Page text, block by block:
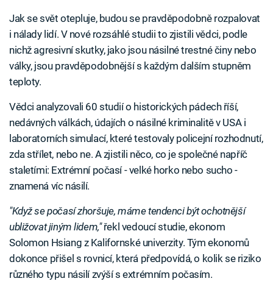
Jak se svět otepluje, budou se pravděpodobně rozpalovat
i nálady lidí. V nové rozsáhlé studii to zjistili vědci, podle
nichž agresivní skutky, jako jsou násilné trestné činy nebo
války, jsou pravděpodobnější s každým dalším stupněm
teploty.
Vědci analyzovali 60 studií o historických pádech říší,
nedávných válkách, údajích o násilné kriminalitě v USA i
laboratorních simulací, které testovaly policejní rozhodnutí,
zda střílet, nebo ne. A zjistili něco, co je společné napříč
staletími: Extrémní počasí - velké horko nebo sucho -
znamená víc násilí.
"Když se počasí zhoršuje, máme tendenci být ochotnější
ubližovat jiným lidem,"řekl vedoucí studie, ekonom
Solomon Hsiang z Kalifornské univerzity. Tým ekonomů
dokonce přišel s rovnicí, která předpovídá, o kolik se riziko
různého typu násilí zvýší s extrémním počasím.